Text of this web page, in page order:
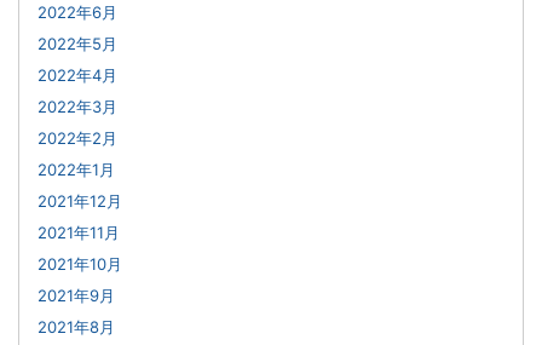
2022年6月
2022年5月
2022年4月
2022年3月
2022年2月
2022年1月
2021年12月
2021年11月
2021年10月
2021年9月
2021年8月